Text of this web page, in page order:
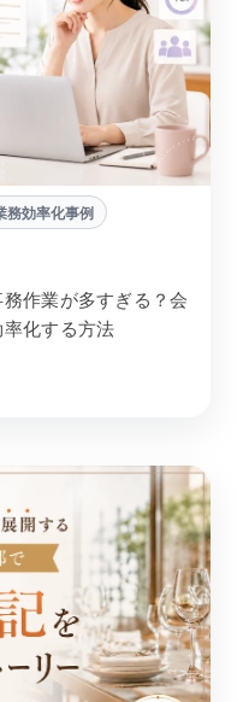
務効率化事例
作業が多すぎる？会
化する方法